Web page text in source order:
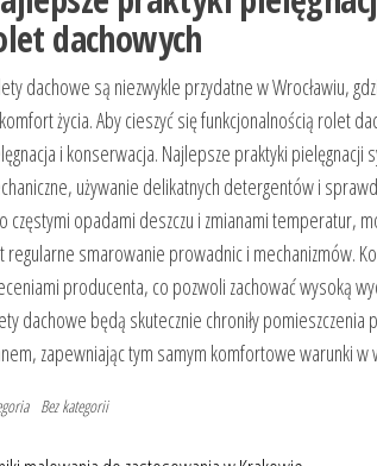
dachowych
dachowe są niezwykle przydatne w Wrocławiu,
życia. Aby cieszyć się funkcjonalnością rolet
i konserwacja. Najlepsze praktyki
używanie delikatnych detergentów i
częstymi opadami deszczu i zmianami temperatur,
regularne smarowanie prowadnic i mechanizmów.
producenta, co pozwoli zachować wysoką
dachowe będą skutecznie chroniły pomieszczenia
zapewniając tym samym komfortowe warunki w
Bez kategorii